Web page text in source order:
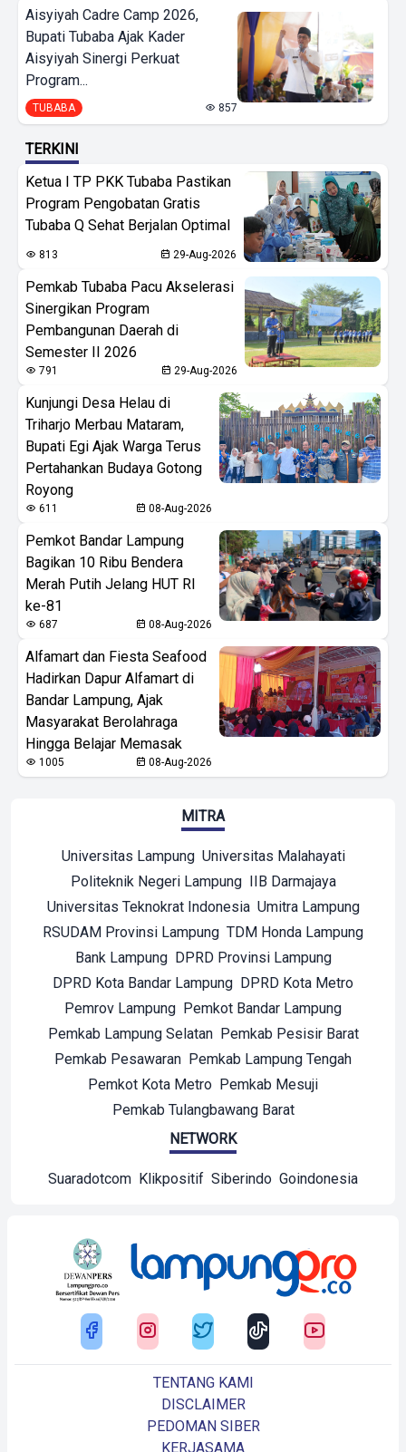
Aisyiyah Cadre Camp 2026,
Bupati Tubaba Ajak Kader
Aisyiyah Sinergi Perkuat
Program...
TUBABA 857
TERKINI
Ketua I TP PKK Tubaba Pastikan
Program Pengobatan Gratis
Tubaba Q Sehat Berjalan Optimal
813 29-Aug-2026
Pemkab Tubaba Pacu Akselerasi
Sinergikan Program
Pembangunan Daerah di
Semester II 2026
791 29-Aug-2026
Kunjungi Desa Helau di
Triharjo Merbau Mataram,
Bupati Egi Ajak Warga Terus
Pertahankan Budaya Gotong
Royong
611 08-Aug-2026
Pemkot Bandar Lampung
Bagikan 10 Ribu Bendera
Merah Putih Jelang HUT RI
ke-81
687 08-Aug-2026
Alfamart dan Fiesta Seafood
Hadirkan Dapur Alfamart di
Bandar Lampung, Ajak
Masyarakat Berolahraga
Hingga Belajar Memasak
1005 08-Aug-2026
MITRA
Universitas Lampung Universitas Malahayati
Politeknik Negeri Lampung
IIB Darmajaya
Universitas Teknokrat Indonesia Umitra Lampung
RSUDAM Provinsi Lampung TDM Honda Lampung
Bank Lampung
DPRD Provinsi Lampung
DPRD Kota Bandar Lampung DPRD Kota Metro
Pemrov Lampung Pemkot Bandar Lampung
Pemkab Lampung Selatan
Pemkab Pesisir Barat
Pemkab Pesawaran Pemkab Lampung Tengah
Pemkot Kota Metro Pemkab Mesuji
Pemkab Tulangbawang Barat
NETWORK
Suaradotcom Klikpositif Siberindo Goindonesia
TENTANG KAMI
DISCLAIMER
PEDOMAN SIBER
KERJASAMA